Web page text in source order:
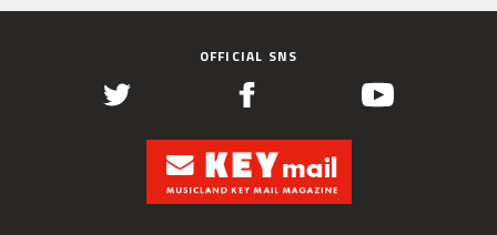
OFFICIAL SNS